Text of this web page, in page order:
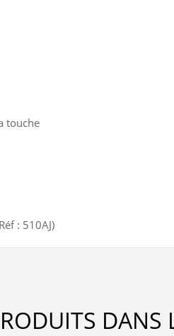
touche
: 510AJ)
DANS